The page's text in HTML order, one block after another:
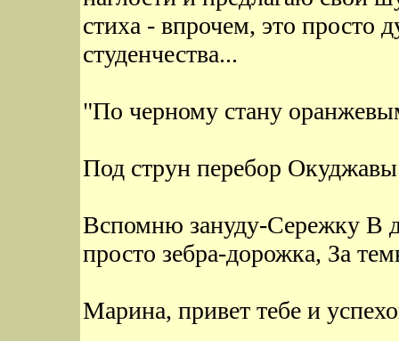
стиха - впрочем, это просто
студенчества...
"По черному стану
Под струн перебор
Вспомню зануду-Сережку В
просто зебра-дорожка, За
Марина, привет тебе и